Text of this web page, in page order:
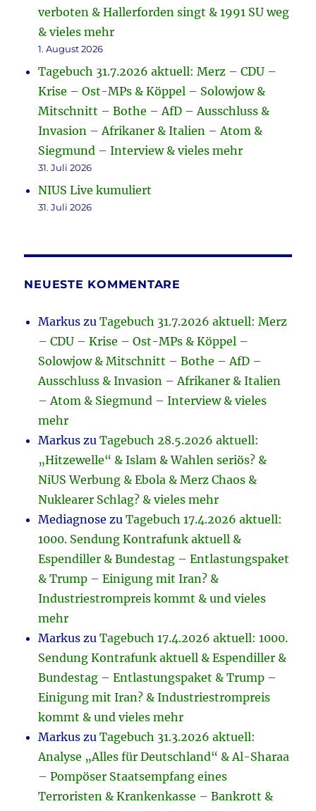
verboten & Hallerforden singt & 1991 SU weg
& vieles mehr
1. August 2026
Tagebuch 31.7.2026 aktuell: Merz – CDU –
Krise – Ost-MPs & Köppel – Solowjow &
Mitschnitt – Bothe – AfD – Ausschluss &
Invasion – Afrikaner & Italien – Atom &
Siegmund – Interview & vieles mehr
31. Juli 2026
NIUS Live kumuliert
31. Juli 2026
NEUESTE KOMMENTARE
Markus zuTagebuch 31.7.2026 aktuell: Merz
– CDU – Krise – Ost-MPs & Köppel –
Solowjow & Mitschnitt – Bothe – AfD –
Ausschluss & Invasion – Afrikaner & Italien
– Atom & Siegmund – Interview & vieles
mehr
Markus zuTagebuch 28.5.2026 aktuell:
„Hitzewelle“ & Islam & Wahlen seriös? &
NiUS Werbung & Ebola & Merz Chaos &
Nuklearer Schlag? & vieles mehr
Mediagnose zuTagebuch 17.4.2026 aktuell:
1000. Sendung Kontrafunk aktuell &
Espendiller & Bundestag – Entlastungspaket
& Trump – Einigung mit Iran? &
Industriestrompreis kommt & und vieles
mehr
Markus zuTagebuch 17.4.2026 aktuell: 1000.
Sendung Kontrafunk aktuell & Espendiller &
Bundestag – Entlastungspaket & Trump –
Einigung mit Iran? & Industriestrompreis
kommt & und vieles mehr
Markus zuTagebuch 31.3.2026 aktuell:
Analyse „Alles für Deutschland“ & Al-Sharaa
– Pompöser Staatsempfang eines
Terroristen & Krankenkasse – Bankrott &